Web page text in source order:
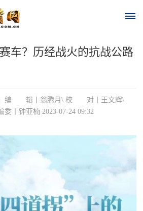
要
车？历经战火的抗战公路
：编 辑丨翁腾月\ 校 对丨王文辉\
丨钟亚楠 2023-07-24 09:32